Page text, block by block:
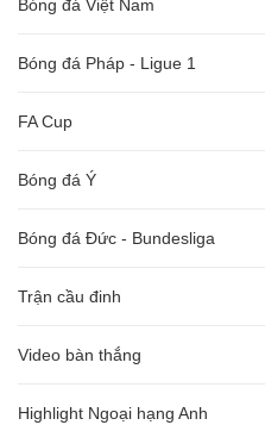
Bóng đá Việt Nam
Bóng đá Pháp - Ligue 1
FA Cup
Bóng đá Ý
Bóng đá Đức - Bundesliga
Trận cầu đinh
Video bàn thắng
Highlight Ngoại hạng Anh